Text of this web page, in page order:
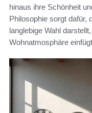
hinaus ihre Schönheit
Philosophie sorgt dafür,
langlebige Wahl
Wohnatmosphäre